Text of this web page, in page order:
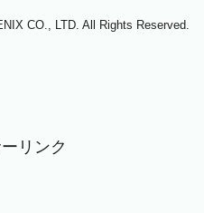
CO., LTD. All Rights Reserved.
リンク